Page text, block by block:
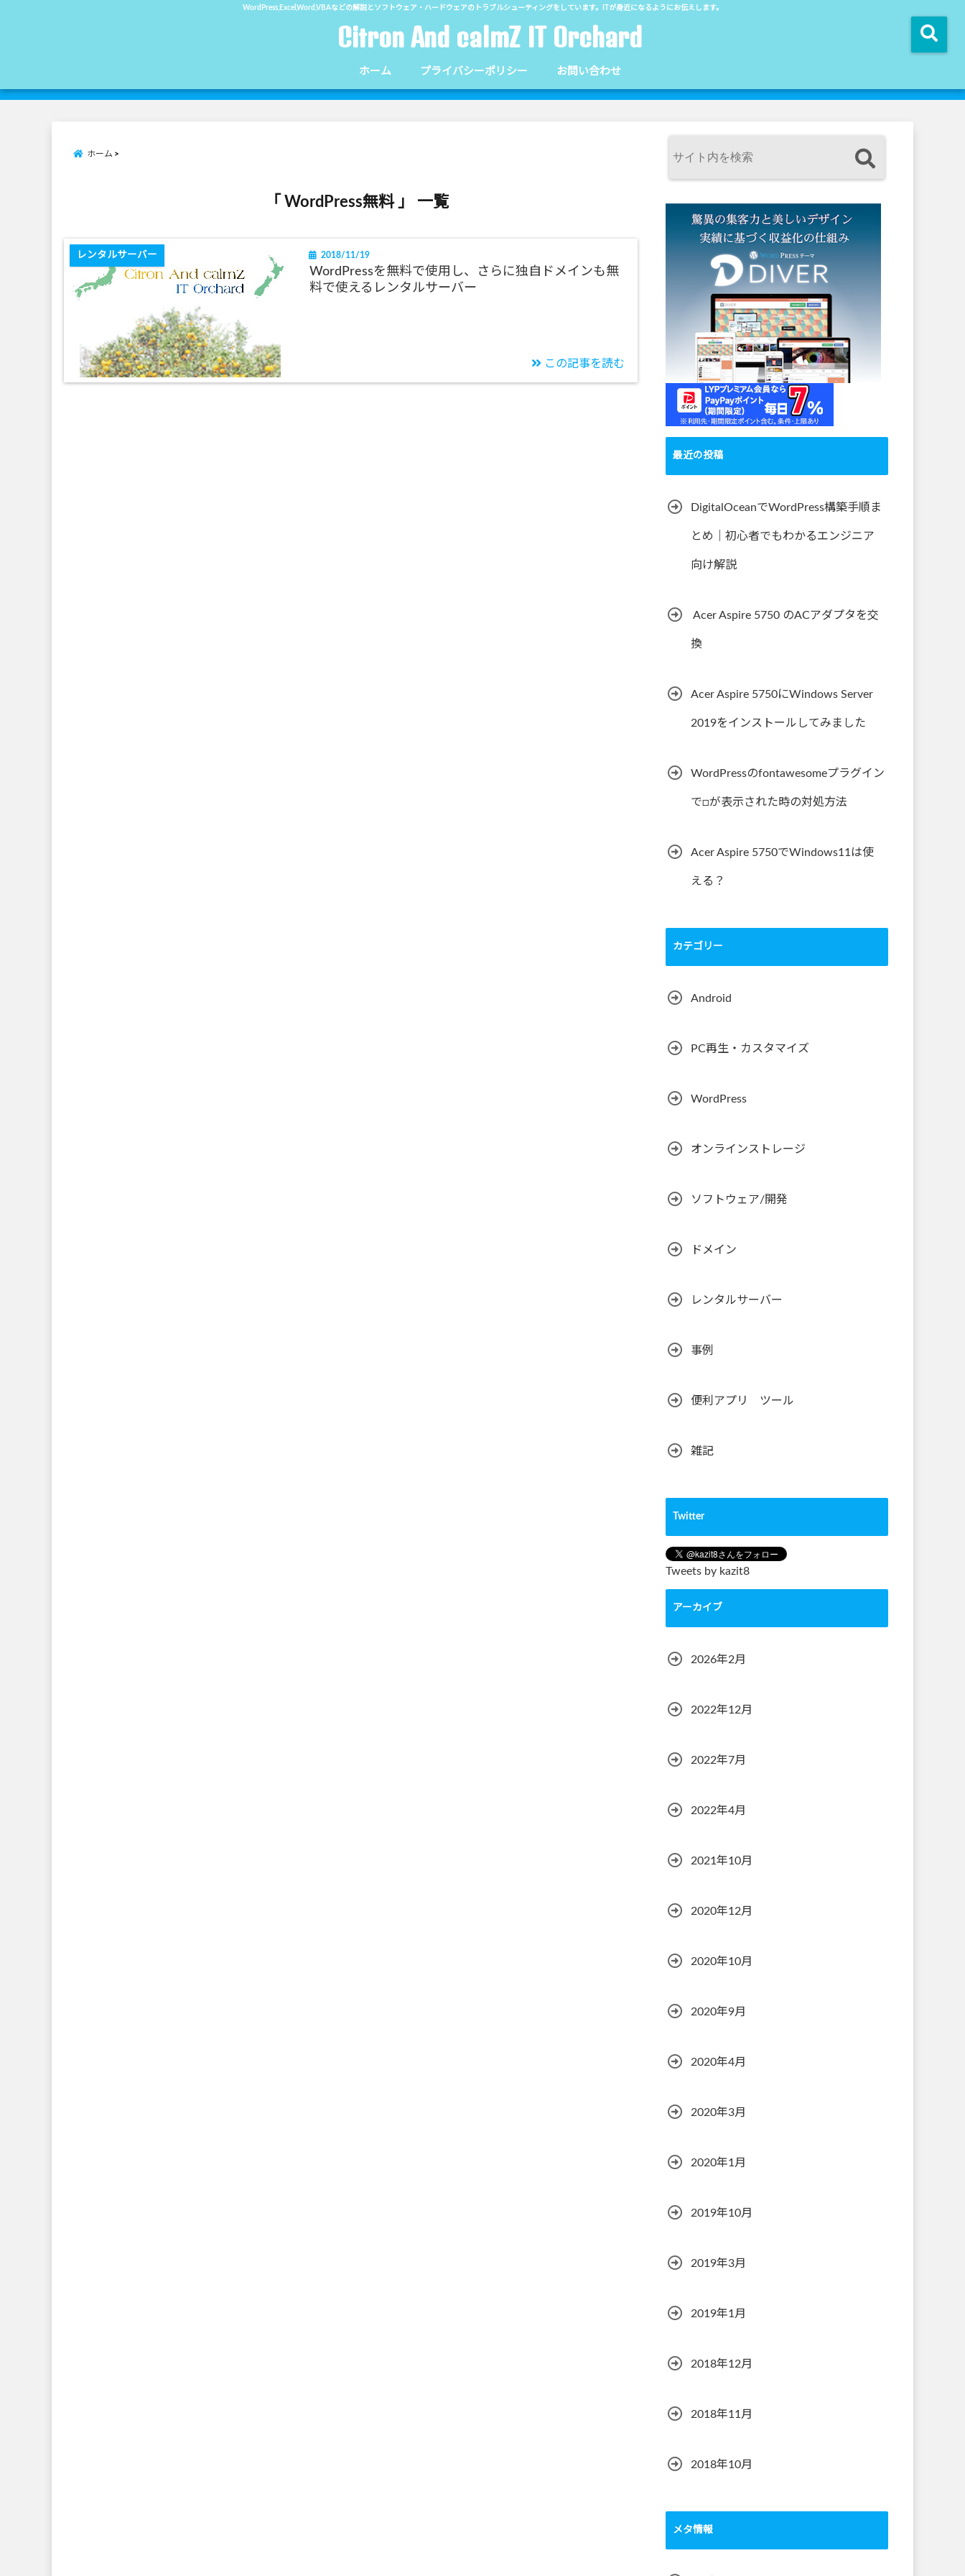
WordPress,Excel,Word,VBAなどの解説とソフトウェア・ハードウェアのトラブルシューティングをしています。ITが身近になるようにお伝えします。
Citron And calmZ IT Orchard
ホーム プライバシーポリシー お問い合わせ
ホーム
「 WordPress無料 」 一覧
レンタルサーバー 2018/11/19
WordPressを無料で使用し、さらに独自ドメインも無
料で使えるレンタルサーバー
この記事を読む
最近の投稿
DigitalOceanでWordPress構築手順ま
とめ｜初心者でもわかるエンジニア
向け解説
Acer Aspire 5750 のACアダプタを交
換
Acer Aspire 5750にWindows Server
2019をインストールしてみました
WordPressのfontawesomeプラグイン
で□が表示された時の対処方法
Acer Aspire 5750でWindows11は使
える？
カテゴリー
Android
PC再生・カスタマイズ
WordPress
オンラインストレージ
ソフトウェア/開発
ドメイン
レンタルサーバー
事例
便利アプリ ツール
雑記
Twitter
Tweets by kazit8
アーカイブ
2026年2月
2022年12月
2022年7月
2022年4月
2021年10月
2020年12月
2020年10月
2020年9月
2020年4月
2020年3月
2020年1月
2019年10月
2019年3月
2019年1月
2018年12月
2018年11月
2018年10月
メタ情報